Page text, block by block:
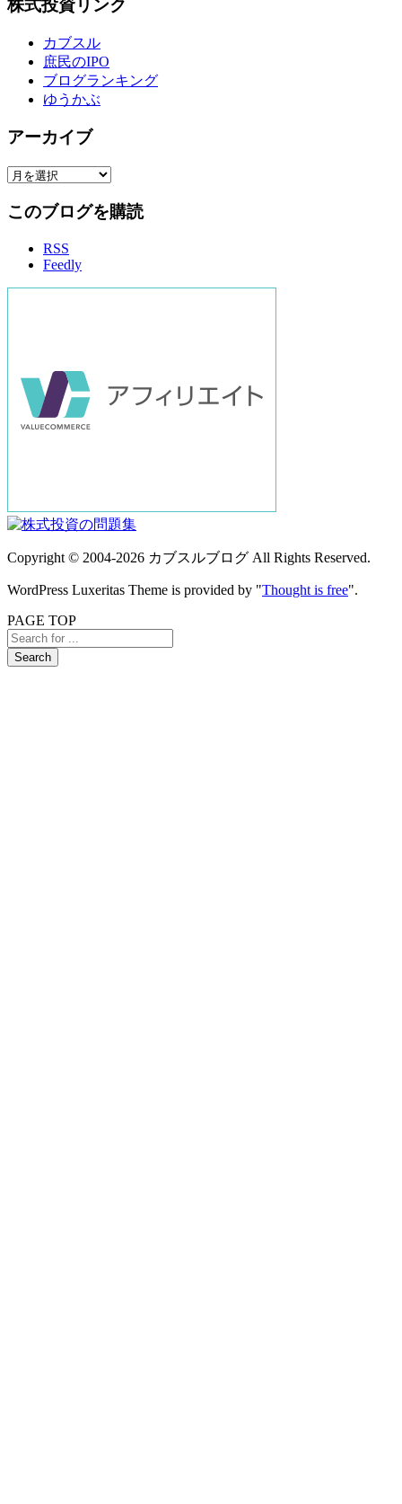
株式投資リンク
カブスル
庶民のIPO
ブログランキング
ゆうかぶ
アーカイブ
ア
カ
このブログを購読
RSS
Feedly
Copyright © 2004-2026 カブスルブログ All Rights Reserved.
WordPress Luxeritas Theme is provided by "Thought is free".
PAGE TOP